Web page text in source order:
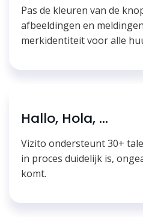
Pas de kleuren van de
afbeeldingen en
merkidentiteit voor alle
Hallo, Hola, ...
Vizito ondersteunt 30+
in proces duidelijk is,
komt.